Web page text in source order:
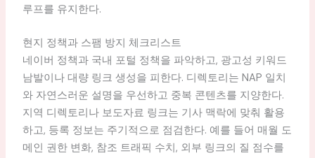
루프를 유지한다.
현지 정책과 스팸 방지 체크리스트
네이버 정책과 국내 포털 정책을 파악하고, 광고성 키워드
남발이나 대량 링크 생성을 피한다. 디렉토리는 NAP 일치
와 자연스러운 설명을 우선하고 중복 콘텐츠를 지양한다.
지역 디렉토리나 보도자료 링크는 기사 맥락에 맞춰 활용
하고, 등록 정보는 주기적으로 점검한다. 예를 들어 매월 도
메인 권한 변화, 참조 트래픽 수치, 외부 링크의 질 점수를